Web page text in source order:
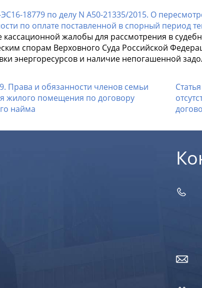
18779 по делу N А50-21335/2015. О
по оплате поставленной в спорный период
кассационной жалобы для рассмотрения в
спорам Верховного Суда Российской
энергоресурсов и наличие непогашенной
Права и обязанности членов семьи
жилого помещения по договору
найма